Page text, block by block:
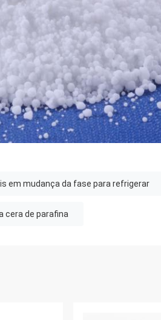
em mudança da fase para refrigerar
cera de parafina